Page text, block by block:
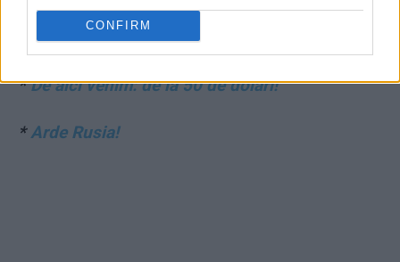
CONFIRM
DE ACELAȘI AUTOR:
*De aici venim: de la 50 de dolari!
*Arde Rusia!